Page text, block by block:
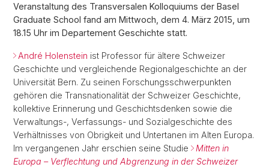
Veranstaltung des Transversalen Kolloquiums der Basel
Graduate School fand am Mittwoch, dem 4. März 2015, um
18.15 Uhr im Departement Geschichte statt.
André Holenstein ist Professor für ältere Schweizer
Geschichte und vergleichende Regionalgeschichte an der
Universität Bern. Zu seinen Forschungsschwerpunkten
gehören die Transnationalität der Schweizer Geschichte,
kollektive Erinnerung und Geschichtsdenken sowie die
Verwaltungs-, Verfassungs- und Sozialgeschichte des
Verhältnisses von Obrigkeit und Untertanen im Alten Europa.
Im vergangenen Jahr erschien seine Studie
Mitten in
Europa – Verflechtung und Abgrenzung in der Schweizer